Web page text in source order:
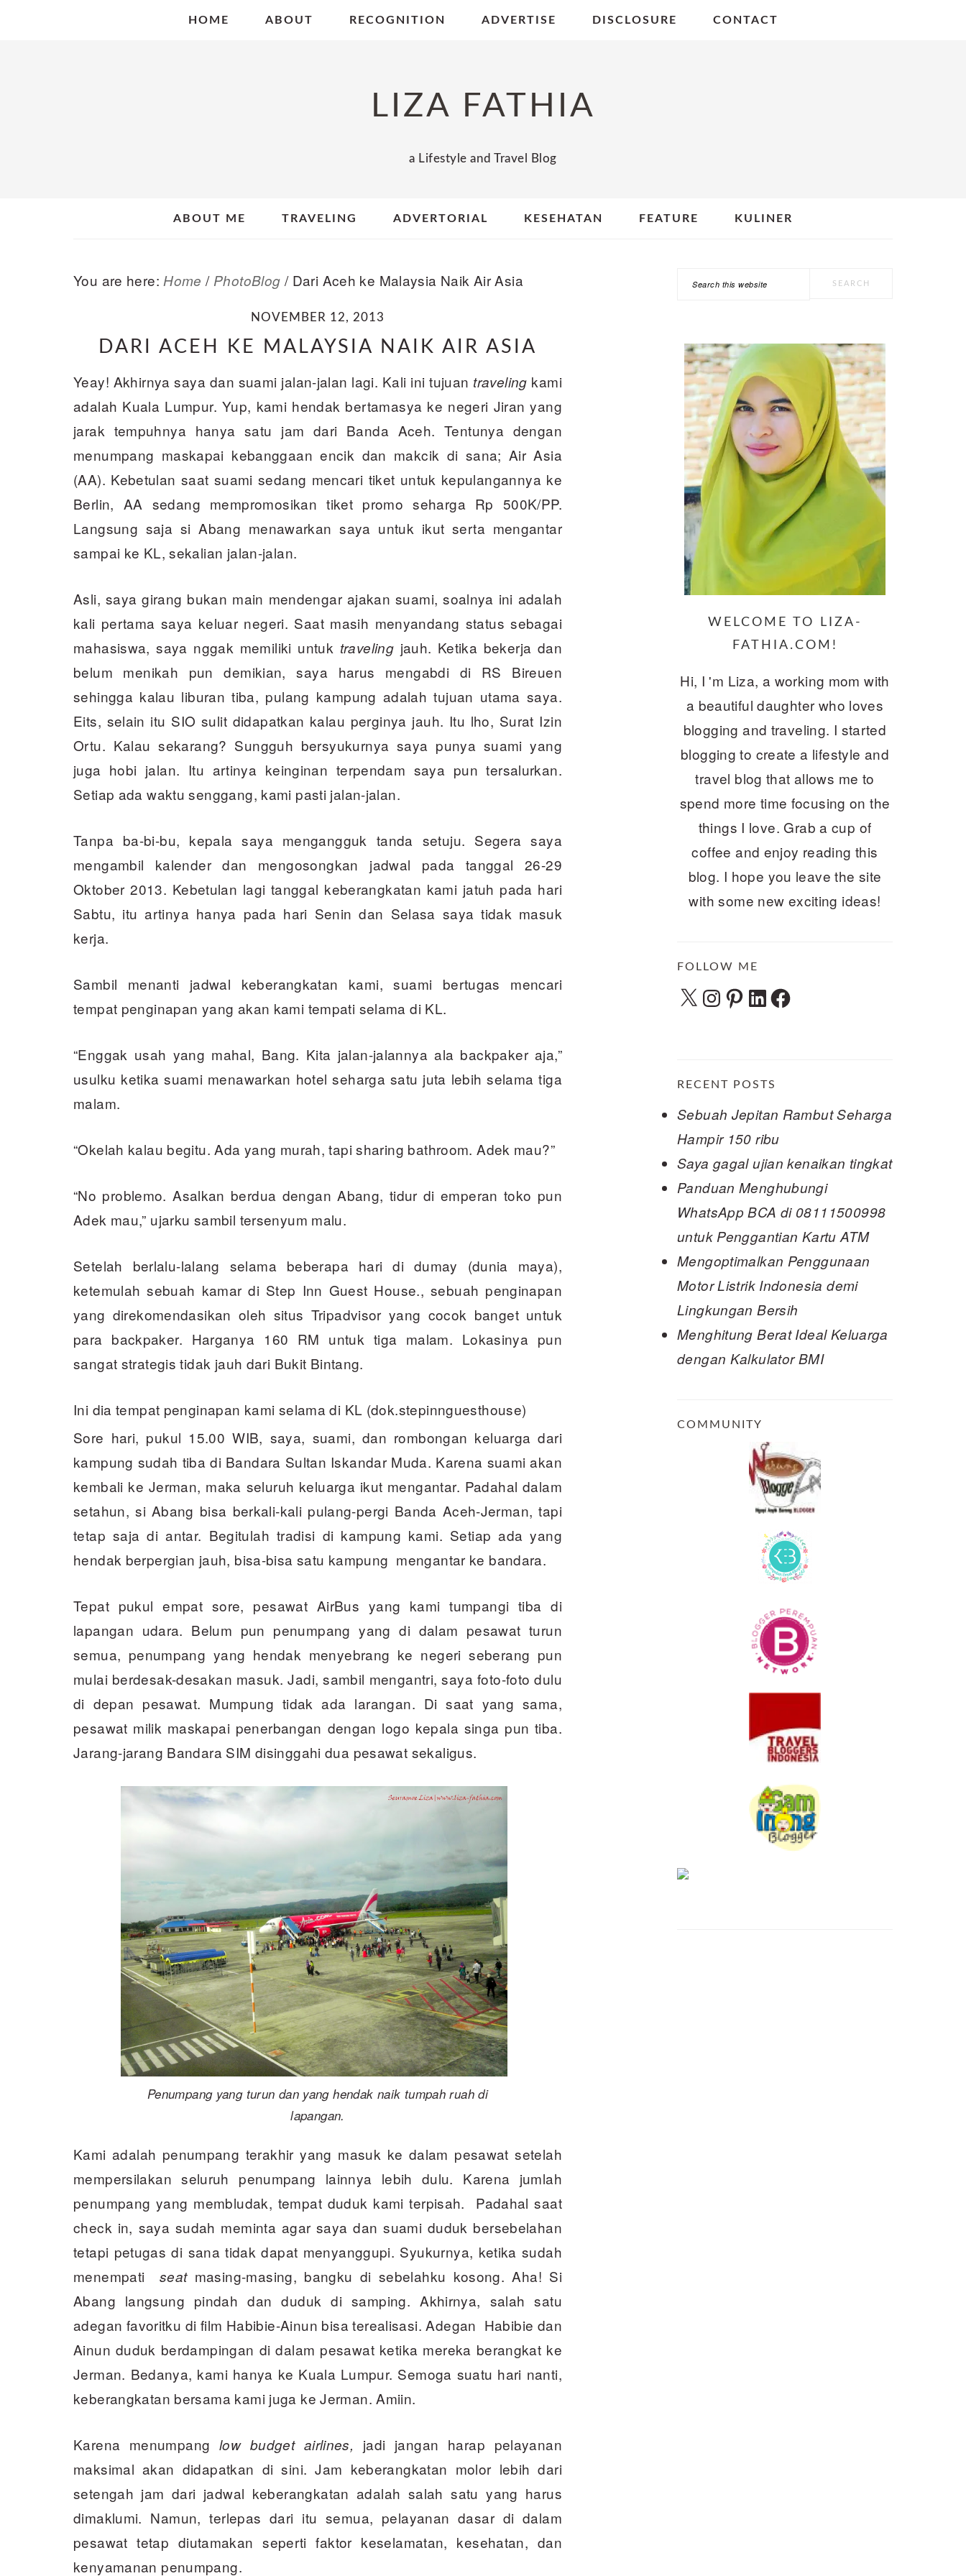
HOME ABOUT RECOGNITION ADVERTISE DISCLOSURE CONTACT
LIZA FATHIA
a Lifestyle and Travel Blog
ABOUT ME TRAVELING ADVERTORIAL KESEHATAN FEATURE KULINER
You are here: Home / PhotoBlog /Dari Aceh ke Malaysia Naik Air Asia
NOVEMBER 12, 2013
DARI ACEH KE MALAYSIA NAIK AIR ASIA
Yeay! Akhirnya saya dan suami jalan-jalan lagi. Kali ini tujuan traveling kami
adalah Kuala Lumpur. Yup, kami hendak bertamasya ke negeri Jiran yang
jarak tempuhnya hanya satu jam dari Banda Aceh. Tentunya dengan
menumpang maskapai kebanggaan encik dan makcik di sana; Air Asia
(AA). Kebetulan saat suami sedang mencari tiket untuk kepulangannya ke
Berlin, AA sedang mempromosikan tiket promo seharga Rp 500K/PP.
Langsung saja si Abang menawarkan saya untuk ikut serta mengantar
sampai ke KL, sekalian jalan-jalan.
Asli, saya girang bukan main mendengar ajakan suami, soalnya ini adalah
kali pertama saya keluar negeri. Saat masih menyandang status sebagai
mahasiswa, saya nggak memiliki untuk traveling jauh. Ketika bekerja dan
belum menikah pun demikian, saya harus mengabdi di RS Bireuen
sehingga kalau liburan tiba, pulang kampung adalah tujuan utama saya.
Eits, selain itu SIO sulit didapatkan kalau perginya jauh. Itu lho, Surat Izin
Ortu. Kalau sekarang? Sungguh bersyukurnya saya punya suami yang
juga hobi jalan. Itu artinya keinginan terpendam saya pun tersalurkan.
Setiap ada waktu senggang, kami pasti jalan-jalan.
Tanpa ba-bi-bu, kepala saya mengangguk tanda setuju. Segera saya
mengambil kalender dan mengosongkan jadwal pada tanggal 26-29
Oktober 2013. Kebetulan lagi tanggal keberangkatan kami jatuh pada hari
Sabtu, itu artinya hanya pada hari Senin dan Selasa saya tidak masuk
kerja.
Sambil menanti jadwal keberangkatan kami, suami bertugas mencari
tempat penginapan yang akan kami tempati selama di KL.
“Enggak usah yang mahal, Bang. Kita jalan-jalannya ala backpaker aja,”
usulku ketika suami menawarkan hotel seharga satu juta lebih selama tiga
malam.
“Okelah kalau begitu. Ada yang murah, tapi sharing bathroom. Adek mau?”
“No problemo. Asalkan berdua dengan Abang, tidur di emperan toko pun
Adek mau,” ujarku sambil tersenyum malu.
Setelah berlalu-lalang selama beberapa hari di dumay (dunia maya),
ketemulah sebuah kamar di Step Inn Guest House., sebuah penginapan
yang direkomendasikan oleh situs Tripadvisor yang cocok banget untuk
para backpaker. Harganya 160 RM untuk tiga malam. Lokasinya pun
sangat strategis tidak jauh dari Bukit Bintang.
Ini dia tempat penginapan kami selama di KL (dok.stepinnguesthouse)
Sore hari, pukul 15.00 WIB, saya, suami, dan rombongan keluarga dari
kampung sudah tiba di Bandara Sultan Iskandar Muda. Karena suami akan
kembali ke Jerman, maka seluruh keluarga ikut mengantar. Padahal dalam
setahun, si Abang bisa berkali-kali pulang-pergi Banda Aceh-Jerman, tapi
tetap saja di antar. Begitulah tradisi di kampung kami. Setiap ada yang
hendak berpergian jauh, bisa-bisa satu kampung mengantar ke bandara.
Tepat pukul empat sore, pesawat AirBus yang kami tumpangi tiba di
lapangan udara. Belum pun penumpang yang di dalam pesawat turun
semua, penumpang yang hendak menyebrang ke negeri seberang pun
mulai berdesak-desakan masuk. Jadi, sambil mengantri, saya foto-foto dulu
di depan pesawat. Mumpung tidak ada larangan. Di saat yang sama,
pesawat milik maskapai penerbangan dengan logo kepala singa pun tiba.
Jarang-jarang Bandara SIM disinggahi dua pesawat sekaligus.
Penumpang yang turun dan yang hendak naik tumpah ruah di
lapangan.
Kami adalah penumpang terakhir yang masuk ke dalam pesawat setelah
mempersilakan seluruh penumpang lainnya lebih dulu. Karena jumlah
penumpang yang membludak, tempat duduk kami terpisah. Padahal saat
check in, saya sudah meminta agar saya dan suami duduk bersebelahan
tetapi petugas di sana tidak dapat menyanggupi. Syukurnya, ketika sudah
menempati seat masing-masing, bangku di sebelahku kosong. Aha! Si
Abang langsung pindah dan duduk di samping. Akhirnya, salah satu
adegan favoritku di film Habibie-Ainun bisa terealisasi. Adegan Habibie dan
Ainun duduk berdampingan di dalam pesawat ketika mereka berangkat ke
Jerman. Bedanya, kami hanya ke Kuala Lumpur. Semoga suatu hari nanti,
keberangkatan bersama kami juga ke Jerman. Amiin.
Karena menumpang low budget airlines,
jadi jangan harap pelayanan
maksimal akan didapatkan di sini. Jam keberangkatan molor lebih dari
setengah jam dari jadwal keberangkatan adalah salah satu yang harus
dimaklumi. Namun, terlepas dari itu semua, pelayanan dasar di dalam
pesawat tetap diutamakan seperti faktor keselamatan, kesehatan, dan
kenyamanan penumpang.
PRIMARY
Search
WELCOME TO LIZA-
FATHIA.COM!
Hi, I 'm Liza, a working mom with
a beautiful daughter who loves
blogging and traveling. I started
blogging to create a lifestyle and
travel blog that allows me to
spend more time focusing on the
things I love. Grab a cup of
coffee and enjoy reading this
blog. I hope you leave the site
with some new exciting ideas!
FOLLOW ME
X Instagram
Pinterest
LinkedInFacebook
RECENT POSTS
Sebuah Jepitan Rambut Seharga
Hampir 150 ribu
Saya gagal ujian kenaikan tingkat
Panduan Menghubungi
WhatsApp BCA di 08111500998
untuk Penggantian Kartu ATM
Mengoptimalkan Penggunaan
Motor Listrik Indonesia demi
Lingkungan Bersih
Menghitung Berat Ideal Keluarga
dengan Kalkulator BMI
COMMUNITY